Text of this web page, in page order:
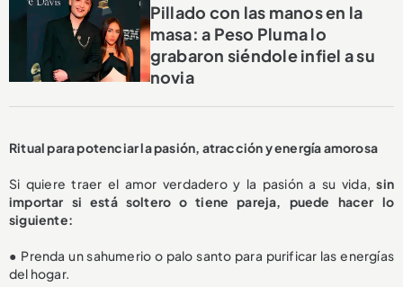
Pillado con las manos en la
masa: a Peso Pluma lo
grabaron siéndole infiel a su
novia
Ritual para potenciar la pasión, atracción y energía amorosa
Si quiere traer el amor verdadero y la pasión a su vida, sin
importar si está soltero o tiene pareja, puede hacer lo
siguiente:
● Prenda un sahumerio o palo santo para purificar las energías
del hogar.